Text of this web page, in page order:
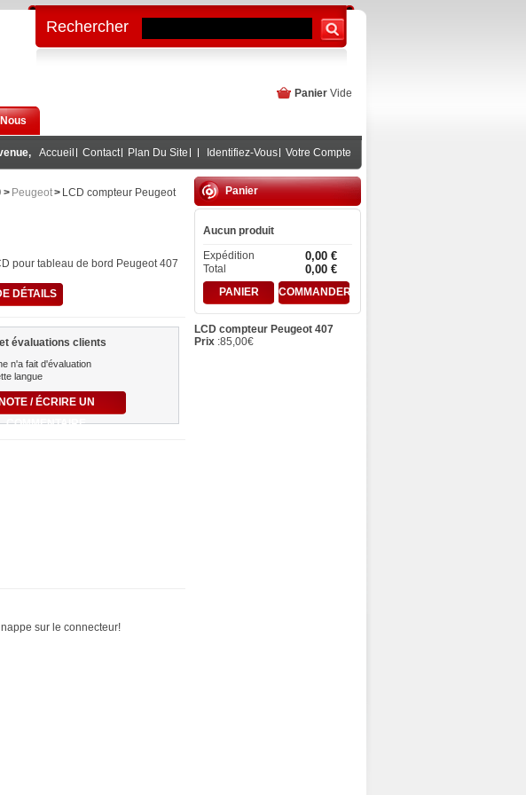
Panier Vide
Accueil Contact Plan Du Site Identifiez-Vous Votre Compte
Rechercher
> Peugeot> LCD compteur Peugeot
pour tableau de bord Peugeot 407
DÉTAILS
évaluations clients
n'a fait d'évaluation
langue
NOTE / ÉCRIRE UN
COMMENTAIRE
sur le connecteur!
Panier
Aucun produit
Expédition
0,00 €
Total 0,00 €
PANIER COMMANDER
LCD compteur Peugeot 407
Prix :85,00€